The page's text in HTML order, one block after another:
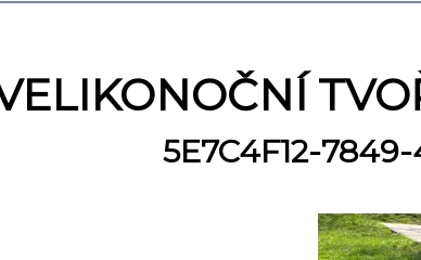
5E7C4F12-